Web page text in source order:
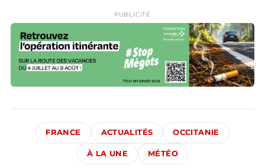
PUBLICITÉ
FRANCE ACTUALITÉS OCCITANIE
À LA UNE MÉTÉO